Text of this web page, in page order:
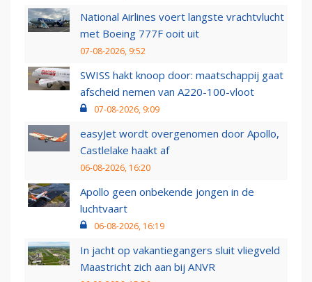
National Airlines voert langste vrachtvlucht
met Boeing 777F ooit uit
07-08-2026, 9:52
SWISS hakt knoop door: maatschappij gaat
afscheid nemen van A220-100-vloot
07-08-2026, 9:09
easyJet wordt overgenomen door Apollo,
Castlelake haakt af
06-08-2026, 16:20
Apollo geen onbekende jongen in de
luchtvaart
06-08-2026, 16:19
In jacht op vakantiegangers sluit vliegveld
Maastricht zich aan bij ANVR